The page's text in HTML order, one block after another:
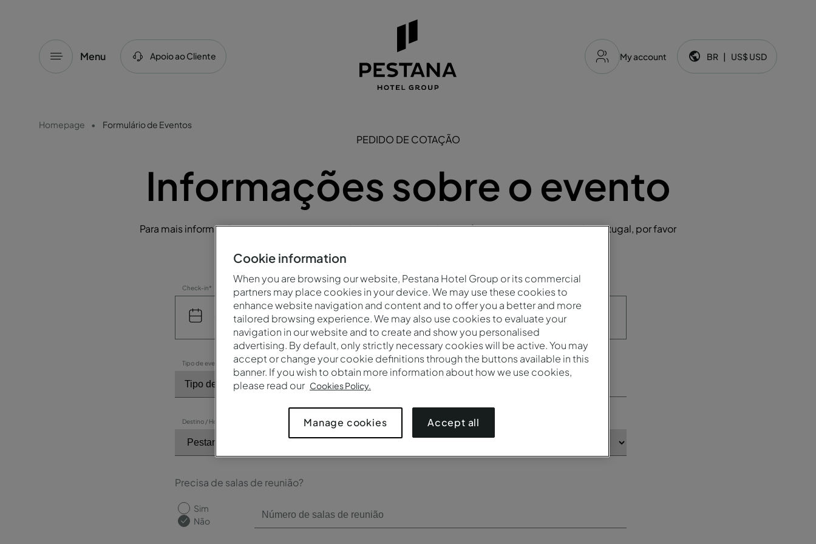
Menu Apoio ao Cliente My account Idioma e moeda:
BR | US$ USD
Homepage Formulário de Eventos
PEDIDO DE COTAÇÃO
Informações sobre o evento
Para mais informações ou para efetuar um pedido de visita a um dos Hotéis Pestana ou Pousada de Portugal, por favor
Check-in* Check-out*
Tipo de evento* Número de participantes*
Destino / Hotel*
Precisa de salas de reunião?
Sim
Não
Cookie information
When you are browsing our website, Pestana Hotel Group or its commercial
partners may place cookies in your device. We may use these cookies to
enhance website navigation and content and to offer you a better and more
tailored browsing experience. We may also use cookies to evaluate your
navigation in our website and to create and show you personalised
advertising. By default, only strictly necessary cookies will be active. You may
accept or change your cookie definitions through the buttons available in this
banner. If you wish to obtain more information about how we use cookies,
please read our Cookies Policy.
Manage cookies Accept all